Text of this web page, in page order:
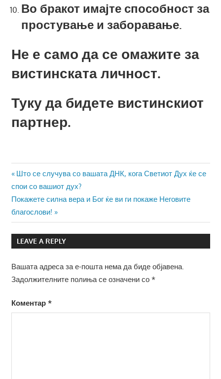
Во бракот имајте способност за
простување и заборавање.
Не е само да се омажите за
вистинската личност.
Туку да бидете вистинскиот
партнер.
Навигација
на
напис
Previous
Post:
Што се случува со вашата ДНК, кога Светиот Дух ќе се
спои со вашиот дух?
Next
Post:
Покажете силна вера и Бог ќе ви ги покаже Неговите
благослови!
LEAVE A REPLY
Вашата адреса за е-пошта нема да биде објавена.
Задолжителните полиња се означени со *
Коментар *